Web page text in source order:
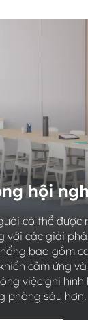
hội
có thể được
với các giải
bao gồm
cảm ứng
việc ghi hình
phòng sâu hơn.